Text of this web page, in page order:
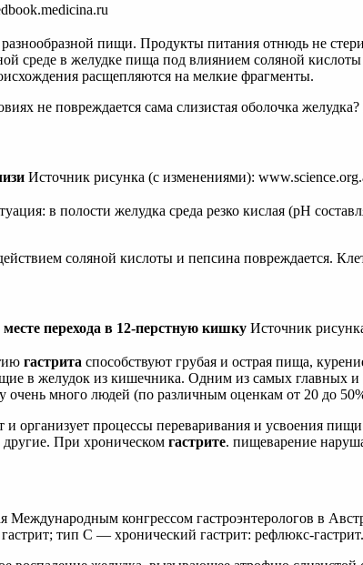
пищи. Продукты питания отнюдь не
среде в желудке пища под влиянием соляной
расщепляются на мелкие фрагменты.
не повреждается сама слизистая оболочка
Источник рисунка (с изменениями):
в полости желудка среда резко кислая (pH
соляной кислоты и пепсина повреждается.
перехода в 12-перстную кишку Источник
гастрита способствуют грубая и острая пища,
в желудок из кишечника. Одним из самых главных и
много людей (по различным оценкам от 20 до
организует процессы переваривания и усвоения
При хроническом гастрите. пищеварение
Международным конгрессом гастроэнтерологов в
тип С — хронический гастрит: рефлюкс-гастрит.